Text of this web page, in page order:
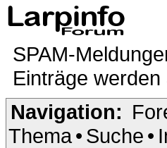
SPAM-
Einträge
Navigation:
Thema• Suche •